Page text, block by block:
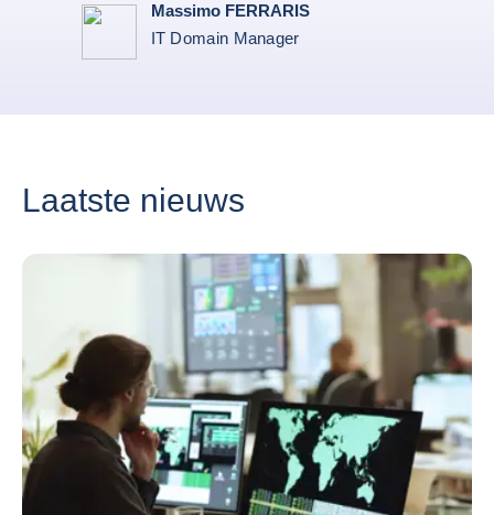
Massimo FERRARIS
IT Domain Manager
Laatste nieuws